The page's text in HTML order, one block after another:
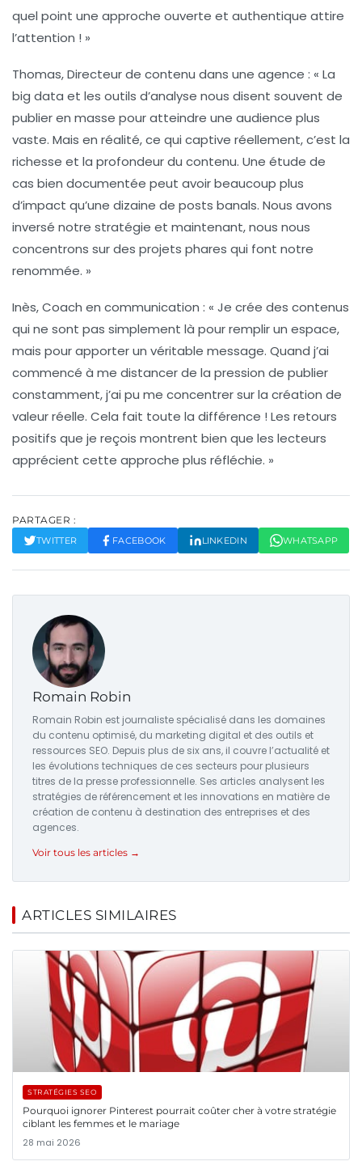
quel point une approche ouverte et authentique attire
l’attention ! »
Thomas, Directeur de contenu dans une agence : « La
big data et les outils d’analyse nous disent souvent de
publier en masse pour atteindre une audience plus
vaste. Mais en réalité, ce qui captive réellement, c’est la
richesse et la profondeur du contenu. Une étude de
cas bien documentée peut avoir beaucoup plus
d’impact qu’une dizaine de posts banals. Nous avons
inversé notre stratégie et maintenant, nous nous
concentrons sur des projets phares qui font notre
renommée. »
Inès, Coach en communication : « Je crée des contenus
qui ne sont pas simplement là pour remplir un espace,
mais pour apporter un véritable message. Quand j’ai
commencé à me distancer de la pression de publier
constamment, j’ai pu me concentrer sur la création de
valeur réelle. Cela fait toute la différence ! Les retours
positifs que je reçois montrent bien que les lecteurs
apprécient cette approche plus réfléchie. »
PARTAGER :
TWITTER FACEBOOK LINKEDIN WHATSAPP
Romain Robin
Romain Robin est journaliste spécialisé dans les domaines
du contenu optimisé, du marketing digital et des outils et
ressources SEO. Depuis plus de six ans, il couvre l’actualité et
les évolutions techniques de ces secteurs pour plusieurs
titres de la presse professionnelle. Ses articles analysent les
stratégies de référencement et les innovations en matière de
création de contenu à destination des entreprises et des
agences.
Voir tous les articles →
ARTICLES SIMILAIRES
STRATÉGIES SEO
Pourquoi ignorer Pinterest pourrait coûter cher à votre stratégie
ciblant les femmes et le mariage
28 mai 2026